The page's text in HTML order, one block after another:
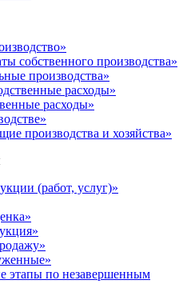
собственного производства»
производства»
расходы»
расходы»
производства и хозяйства»
(работ, услуг)»
этапы по незавершенным